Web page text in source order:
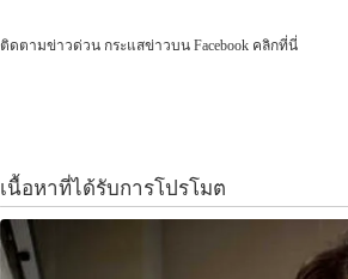
ติดตามข่าวด่วน กระแสข่าวบน Facebook คลิกที่นี่